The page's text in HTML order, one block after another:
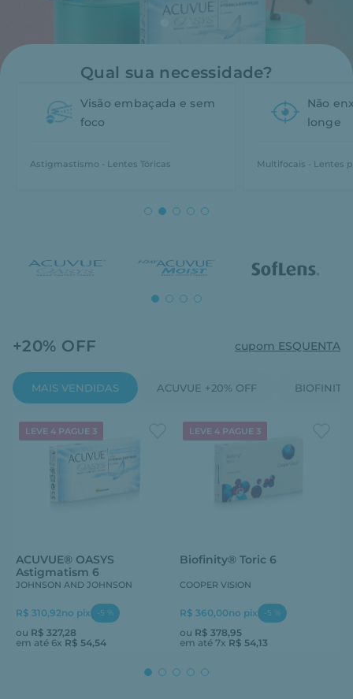
Qual sua necessidade?
Visão embaçada e sem
foco
Astigmastismo - Lentes Tóricas
Não
longe
Multifocais - Lentes
MAIS VENDIDAS ACUVUE +20% OFF BIOFINITY
+20% OFF cupom ESQUENTA
LEVE 4 PAGUE 3
ACUVUE® OASYS
Astigmatism 6
JOHNSON AND JOHNSON
R$ 310,92no pix -5 %
ou R$ 327,28
em até 6x R$ 54,54
LEVE 4 PAGUE 3
Biofinity® Toric 6
COOPER VISION
R$ 360,00no pix -5 %
ou R$ 378,95
em até 7x R$ 54,13